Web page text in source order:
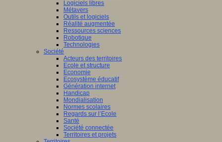
Logiciels libres
Métavers
Outils et logiciels
Réalité augmentée
Ressources sciences
Robotique
Technologies
Société
Acteurs des territoires
Ecole et structure
Economie
Ecosystème éducatif
Génération internet
Handicap
Mondialisation
Normes scolaires
Regards sur l’Ecole
Santé
Société connectée
Territoires et projets